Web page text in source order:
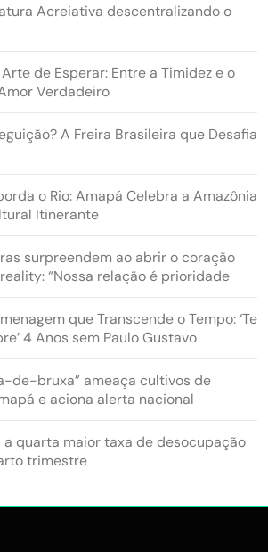
Acreiativa descentralizando o
de Esperar: Entre a Timidez e o
Verdadeiro
A Freira Brasileira que Desafia
o Rio: Amapá Celebra a Amazônia
Itinerante
surpreendem ao abrir o coração
“Nossa relação é prioridade
que Transcende o Tempo: ‘Te
4 Anos sem Paulo Gustavo
de-bruxa” ameaça cultivos de
e aciona alerta nacional
quarta maior taxa de desocupação
trimestre